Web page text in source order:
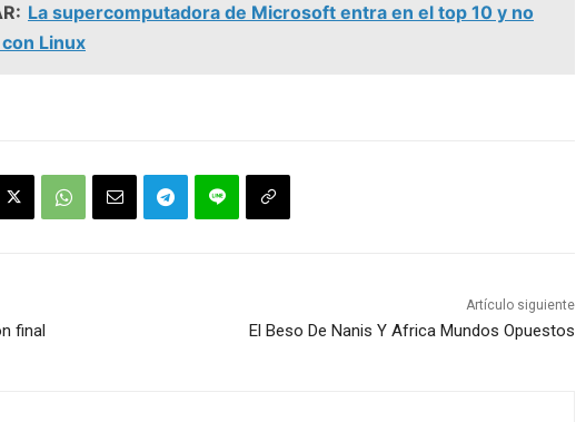
La supercomputadora de Microsoft entra en el top 10 y no
Linux
final
Artículo siguiente
El Beso De Nanis Y Africa Mundos Opuestos